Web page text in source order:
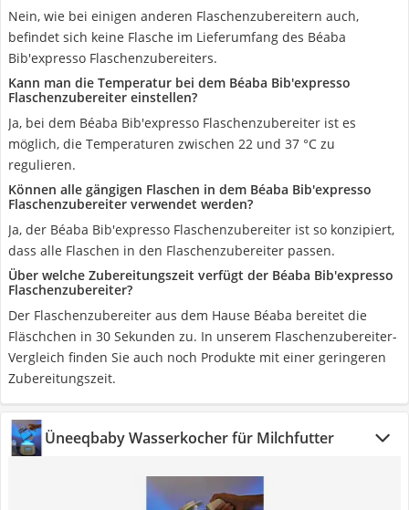
Nein, wie bei einigen anderen Flaschenzubereitern auch,
befindet sich keine Flasche im Lieferumfang des Béaba
Bib'expresso Flaschenzubereiters.
Kann man die Temperatur bei dem Béaba Bib'expresso
Flaschenzubereiter einstellen?
Ja, bei dem Béaba Bib'expresso Flaschenzubereiter ist es
möglich, die Temperaturen zwischen 22 und 37 °C zu
regulieren.
Können alle gängigen Flaschen in dem Béaba Bib'expresso
Flaschenzubereiter verwendet werden?
Ja, der Béaba Bib'expresso Flaschenzubereiter ist so konzipiert,
dass alle Flaschen in den Flaschenzubereiter passen.
Über welche Zubereitungszeit verfügt der Béaba Bib'expresso
Flaschenzubereiter?
Der Flaschenzubereiter aus dem Hause Béaba bereitet die
Fläschchen in 30 Sekunden zu. In unserem Flaschenzubereiter-
Vergleich finden Sie auch noch Produkte mit einer geringeren
Zubereitungszeit.
Üneeqbaby Wasserkocher für Milchfutter